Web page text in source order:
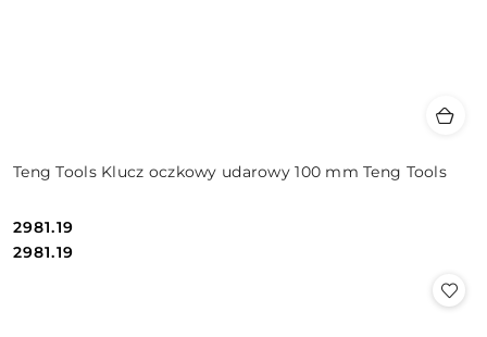
Teng Tools Klucz oczkowy udarowy 100 mm Teng Tools
Cena:
2981.19
Cena:
2981.19